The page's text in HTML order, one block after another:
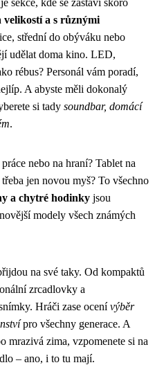
velikostí a s různými
střední do obýváku nebo
udělat doma kino. LED,
rébus? Personál vám poradí,
A abyste měli dokonalý
si tady soundbar, domácí
.
nebo na hraní? Tablet na
jen novou myš? To všechno
a chytré hodinky jsou
modely všech známých
na své taky. Od kompaktů
zrcadlovky a
Hráči zase ocenívýběr
pro všechny generace. A
mrazivá zima, vzpomenete si na
– ano, i to tu mají.